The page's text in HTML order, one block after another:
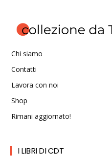
Chi siamo
Contatti
Lavora con noi
Shop
Rimani aggiornato!
I LIBRI DI CDT